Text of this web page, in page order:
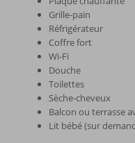
Grille-pain
Réfrigérateur
Coffre fort
Wi-Fi
Douche
Toilettes
Sèche-cheveux
Balcon ou terrasse
Lit bébé (sur